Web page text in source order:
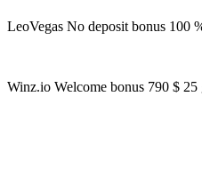
LeoVegas No deposit bonus 100
Winz.io Welcome bonus 790 $ 25